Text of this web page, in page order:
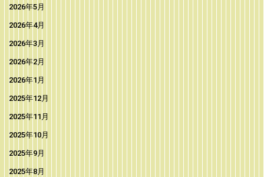
2026年5月
2026年4月
2026年3月
2026年2月
2026年1月
2025年12月
2025年11月
2025年10月
2025年9月
2025年8月